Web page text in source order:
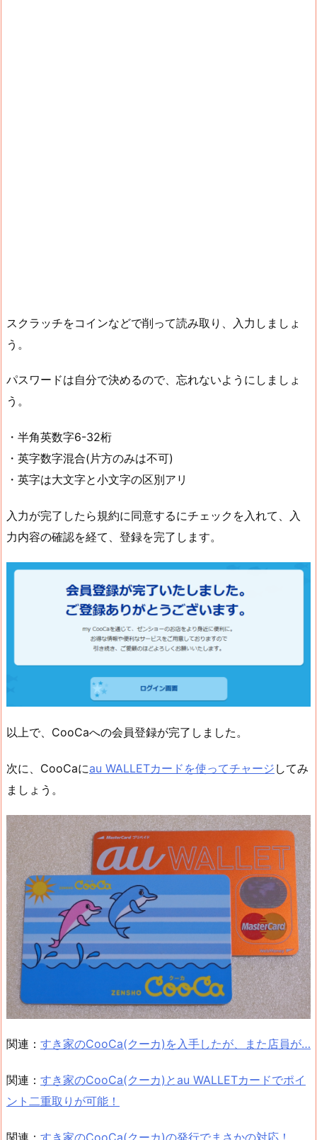
スクラッチをコインなどで削って読み取り、入力しましょ
う。
パスワードは自分で決めるので、忘れないようにしましょ
う。
・半角英数字6-32桁
・英字数字混合(片方のみは不可)
・英字は大文字と小文字の区別アリ
入力が完了したら規約に同意するにチェックを入れて、入
力内容の確認を経て、登録を完了します。
以上で、CooCaへの会員登録が完了しました。
次に、CooCaにau WALLETカードを使ってチャージ してみ
ましょう。
関連： すき家のCooCa(クーカ)を入手したが、また店員が…
関連： すき家のCooCa(クーカ)とau WALLETカードでポイ
ント二重取りが可能！